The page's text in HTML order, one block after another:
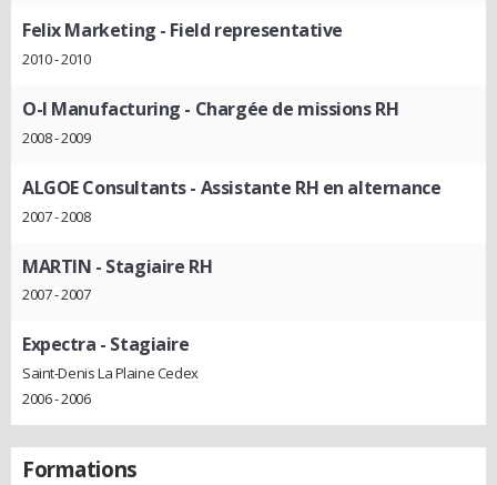
Felix Marketing - Field representative
2010 - 2010
O-I Manufacturing - Chargée de missions RH
2008 - 2009
ALGOE Consultants- Assistante RH en alternance
2007 - 2008
MARTIN - Stagiaire RH
2007 - 2007
Expectra - Stagiaire
Saint-Denis La Plaine Cedex
2006 - 2006
Formations